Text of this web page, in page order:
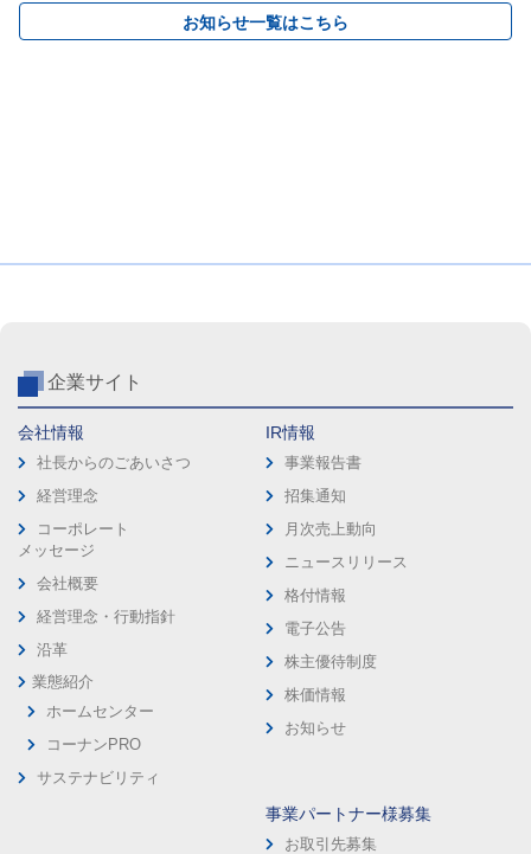
お知らせ一覧はこちら
企業サイト
会社情報
社長からのごあいさつ
経営理念
コーポレート
メッセージ
会社概要
経営理念・行動指針
沿革
業態紹介
ホームセンター
コーナンPRO
サステナビリティ
IR情報
事業報告書
招集通知
月次売上動向
ニュースリリース
格付情報
電子公告
株主優待制度
株価情報
お知らせ
事業パートナー様募集
お取引先募集